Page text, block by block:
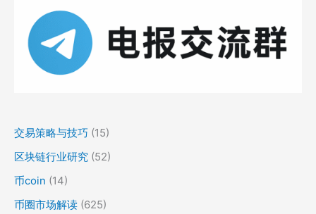
交易策略与技巧 (15)
区块链行业研究 (52)
币coin (14)
币圈市场解读 (625)